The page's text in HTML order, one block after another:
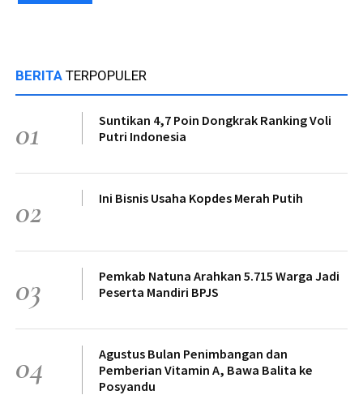
BERITA TERPOPULER
01
Suntikan 4,7 Poin Dongkrak Ranking Voli
Putri Indonesia
02 Ini Bisnis Usaha Kopdes Merah Putih
03
Pemkab Natuna Arahkan 5.715 Warga Jadi
Peserta Mandiri BPJS
04
Agustus Bulan Penimbangan dan
Pemberian Vitamin A, Bawa Balita ke
Posyandu